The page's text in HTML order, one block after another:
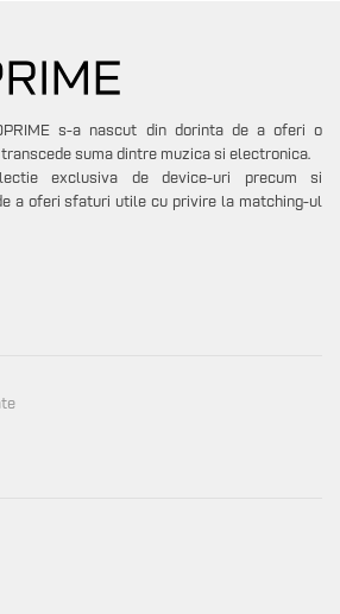
s-a nascut din dorinta de a oferi o
suma dintre muzica si electronica.
exclusiva de device-uri precum si
a oferi sfaturi utile cu privire la matching-ul